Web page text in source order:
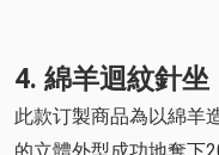
4. 綿羊迴紋針坐
此款订製商品為以綿羊